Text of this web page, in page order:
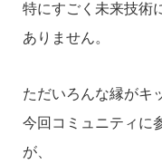
特にすごく未来技術
ありません。
ただいろんな縁がキ
今回コミュニティに
が、